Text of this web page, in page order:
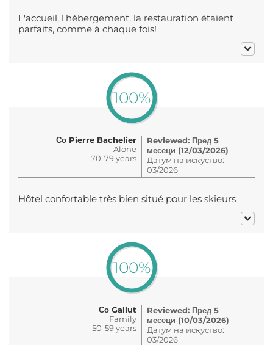
L'accueil, l'hébergement, la restauration étaient
parfaits, comme à chaque fois!
100%
Со Pierre Bachelier
Alone
70-79 years
Reviewed: Пред 5
месеци (12/03/2026)
Датум на искуство:
03/2026
Hôtel confortable très bien situé pour les skieurs
100%
Со Gallut
Family
50-59 years
Reviewed: Пред 5
месеци (10/03/2026)
Датум на искуство:
03/2026